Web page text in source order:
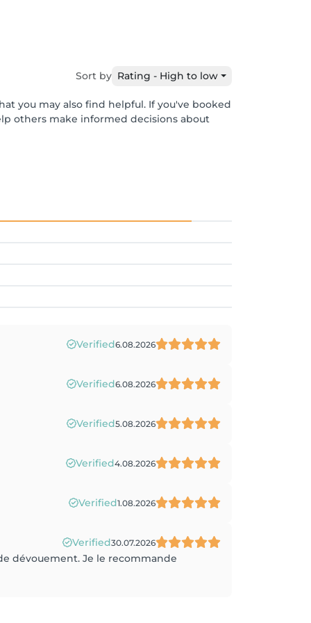
Sort by Rating - High to low
you may also find helpful. If you've booked
others make informed decisions about
Verified6.08.2026
Verified6.08.2026
Verified5.08.2026
Verified4.08.2026
Verified1.08.2026
Verified30.07.2026
dévouement. Je le recommande